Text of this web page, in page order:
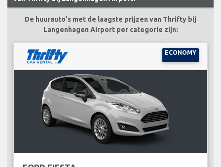
De huurauto's met de laagste prijzen van Thrifty bij
Langenhagen Airport per categorie zijn:
ECONOMY